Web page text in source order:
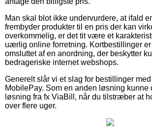
Man skal blot ikke undervurdere, at ifald
frembyder produkter til en pris der kan
overkommelig, er det tit være et
uærlig online forretning. Kortbestillinger
omsluttet af en anordning, der beskytter
bedrageriske internet webshops.
Generelt slår vi et slag for bestillinger
MobilePay. Som en anden løsning
løsning fra fx ViaBill, når du tilstræber at
over flere uger.